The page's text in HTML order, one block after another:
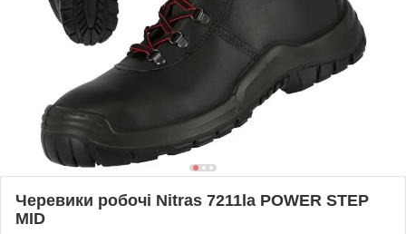
Черевики робочі Nitras 7211la POWER STEP
MID